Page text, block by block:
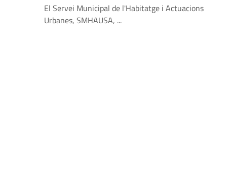
El Servei Municipal de l'Habitatge i Actuacions
Urbanes, SMHAUSA, ...